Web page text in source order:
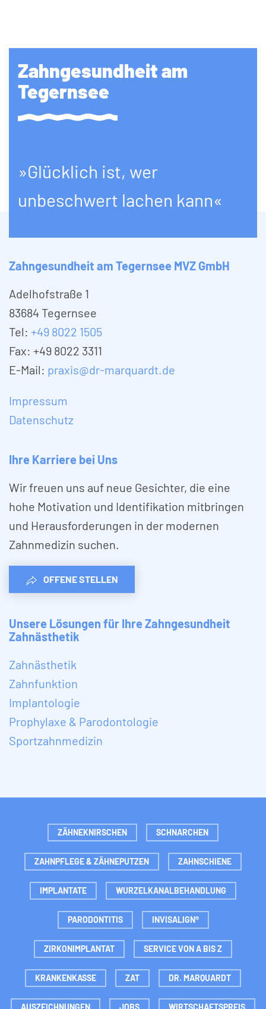
Zahngesundheit am
Tegernsee
»Glücklich ist, wer
unbeschwert lachen kann«
Zahngesundheit am Tegernsee MVZ GmbH
Adelhofstraße 1
83684 Tegernsee
Tel: +49 8022 1505
Fax: +49 8022 3311
E-Mail: praxis@dr-marquardt.de
Impressum
Datenschutz
Ihre Karriere bei Uns
Wir freuen uns auf neue Gesichter, die eine
hohe Motivation und Identifikation mitbringen
und Herausforderungen in der modernen
Zahnmedizin suchen.
OFFENE STELLEN
Unsere Lösungen für Ihre Zahngesundheit
Zahnästhetik
Zahnästhetik
Zahnfunktion
Implantologie
Prophylaxe & Parodontologie
Sportzahnmedizin
ZÄHNEKNIRSCHEN SCHNARCHEN
ZAHNPFLEGE & ZÄHNEPUTZEN ZAHNSCHIENE
IMPLANTATE WURZELKANALBEHANDLUNG
PARODONTITIS INVISALIGN®
ZIRKONIMPLANTAT SERVICE VON A BIS Z
KRANKENKASSE ZAT DR. MARQUARDT
AUSZEICHNUNGEN JOBS WIRTSCHAFTSPREIS